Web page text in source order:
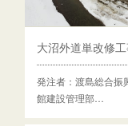
発注者：渡島総合
館建設管理部…